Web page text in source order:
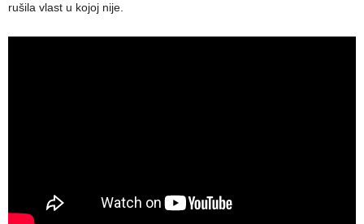
rušila vlast u kojoj nije.